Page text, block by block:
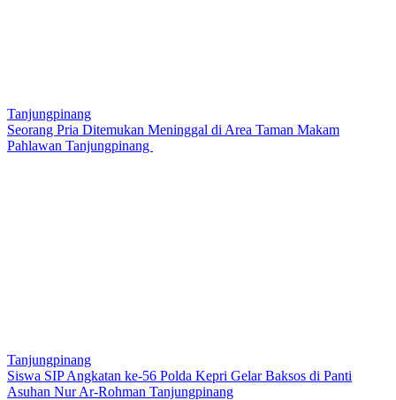
Tanjungpinang
Seorang Pria Ditemukan Meninggal di Area Taman Makam
Pahlawan Tanjungpinang
Tanjungpinang
Siswa SIP Angkatan ke-56 Polda Kepri Gelar Baksos di Panti
Asuhan Nur Ar-Rohman Tanjungpinang